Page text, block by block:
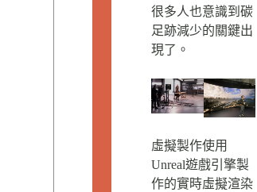
很多人也意識到碳
足跡減少的關鍵出
現了。
虛擬製作使用
Unreal遊戲引擎製
作的實時虛擬渲染